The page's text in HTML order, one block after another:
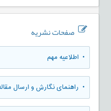
صفحات نشریه
• اطلاعیه مهم
• راهنمای نگارش و ارسال مقاله